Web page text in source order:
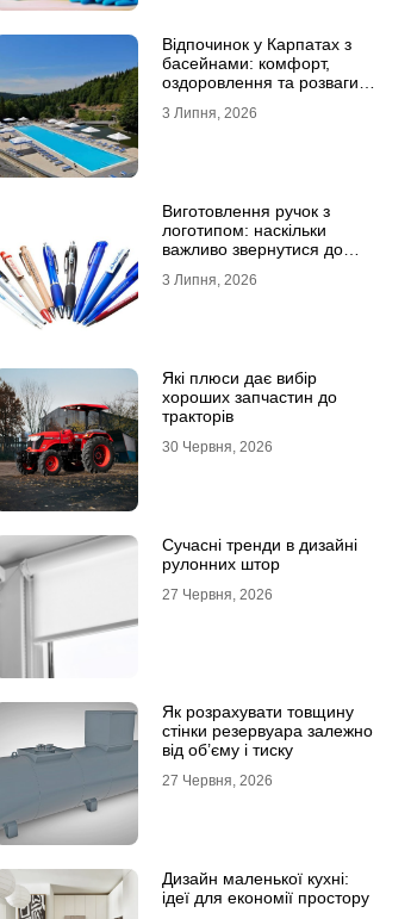
Відпочинок у Карпатах з
басейнами: комфорт,
оздоровлення та розваги
3 Липня, 2026
Виготовлення ручок з
логотипом: наскільки
важливо звернутися до
3 Липня, 2026
Які плюси дає вибір
хороших запчастин до
тракторів
30 Червня, 2026
Сучасні тренди в дизайні
рулонних штор
27 Червня, 2026
Як розрахувати товщину
стінки резервуара залежно
від об’єму і тиску
27 Червня, 2026
Дизайн маленької кухні:
ідеї для економії простору